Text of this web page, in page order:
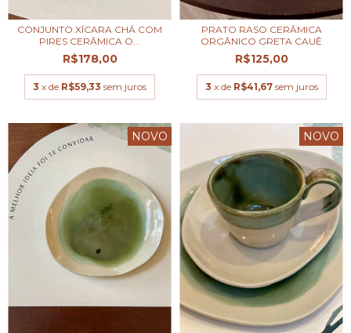
CONJUNTO XÍCARA CHÁ COM
PIRES CERÂMICA O...
R$178,00
3 x de R$59,33 sem juros
PRATO RASO CERÂMICA
ORGÂNICO GRETA CAUÊ
R$125,00
3 x de R$41,67 sem juros
NOVO NOVO